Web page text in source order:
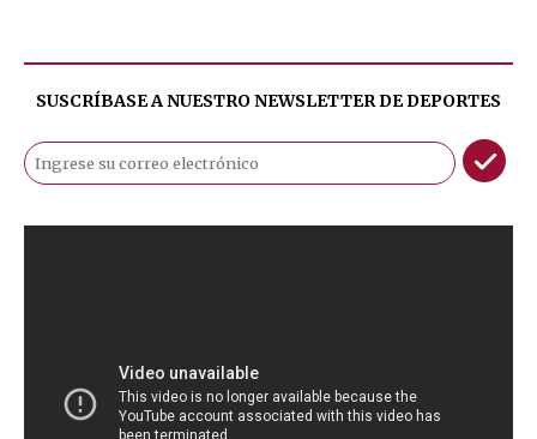
SUSCRÍBASE A NUESTRO NEWSLETTER DEDEPORTES